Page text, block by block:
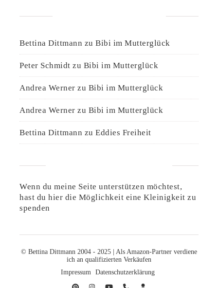
Bettina Dittmann zu Bibi im Mutterglück
Peter Schmidt zu Bibi im Mutterglück
Andrea Werner zu Bibi im Mutterglück
Andrea Werner zu Bibi im Mutterglück
Bettina Dittmann zu Eddies Freiheit
Wenn du meine Seite unterstützen möchtest,
hast du hier die Möglichkeit eine Kleinigkeit zu
spenden
© Bettina Dittmann 2004 - 2025 | Als Amazon-Partner verdiene
ich an qualifizierten Verkäufen
Impressum Datenschutzerklärung